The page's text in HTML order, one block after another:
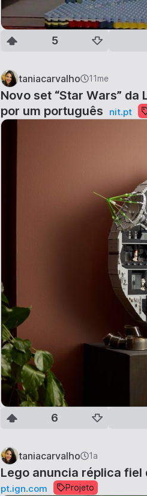
5
taniacarvalho 11me
Novo set “Star Wars” da
por um português
nit.pt
6
taniacarvalho 1a
Lego anuncia réplica fiel
pt.ign.com Projeto